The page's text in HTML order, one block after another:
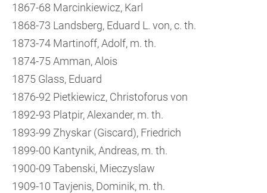
1867-68 Marcinkiewicz, Karl
1868-73 Landsberg, Eduard L. von, c. th.
1873-74 Martinoff, Adolf, m. th.
1874-75 Amman, Alois
1875 Glass, Eduard
1876-92 Pietkiewicz, Christoforus von
1892-93 Platpir, Alexander, m. th.
1893-99 Zhyskar (Giscard), Friedrich
1899-00 Kantynik, Andreas, m. th.
1900-09 Tabenski, Mieczyslaw
1909-10 Tavjenis, Dominik, m. th.